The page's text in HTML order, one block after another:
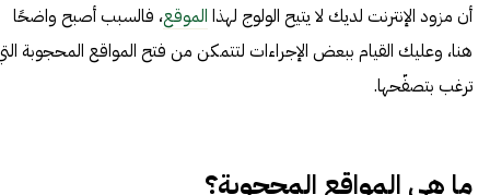
أن مزود الإنترنت لديك لا يتيح الولوج لهذا الموقع، فالسبب أصبح واضحًا
هنا، وعليك القيام ببعض الإجراءات لتتمكن من فتح المواقع المحجوبة
ترغب بتصفّحها.
ما هي المواقع المحجوبة؟